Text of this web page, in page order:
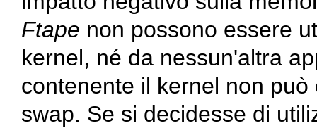
Ftape non possono essere
kernel, né da nessun'altra
contenente il kernel non
swap. Se si decidesse di